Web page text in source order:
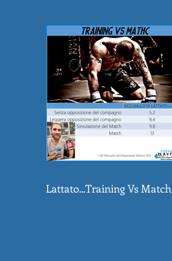
Lattato...Training Vs Match